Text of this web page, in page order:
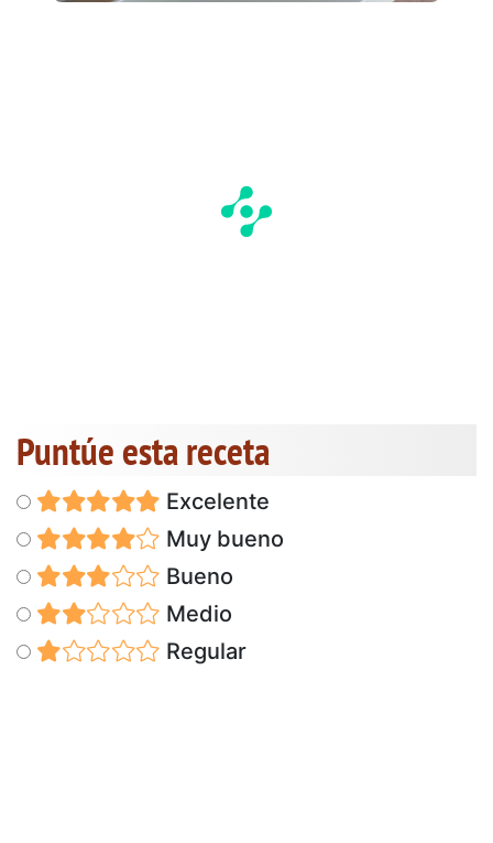
Puntúe esta receta
Excelente
Muy bueno
Bueno
Medio
Regular